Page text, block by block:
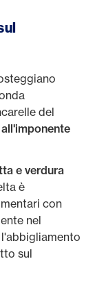
del
e verdura
è
con
nel
sul